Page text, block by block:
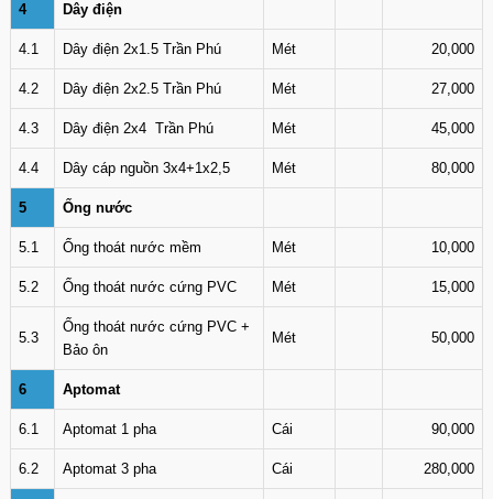
4 Dây điện
4.1 Dây điện 2x1.5 Trần Phú Mét 20,000
4.2 Dây điện 2x2.5 Trần Phú Mét 27,000
4.3 Dây điện 2x4 Trần Phú Mét 45,000
4.4 Dây cáp nguồn 3x4+1x2,5 Mét 80,000
5 Ống nước
5.1 Ống thoát nước mềm Mét 10,000
5.2 Ống thoát nước cứng PVC Mét 15,000
5.3
Ống thoát nước cứng PVC +
Bảo ôn
Mét 50,000
6 Aptomat
6.1 Aptomat 1 pha Cái 90,000
6.2 Aptomat 3 pha Cái 280,000